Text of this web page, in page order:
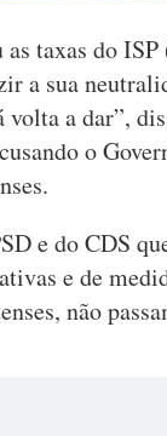
taxas do
a sua
a dar”,
o
e do CDS
e de
não